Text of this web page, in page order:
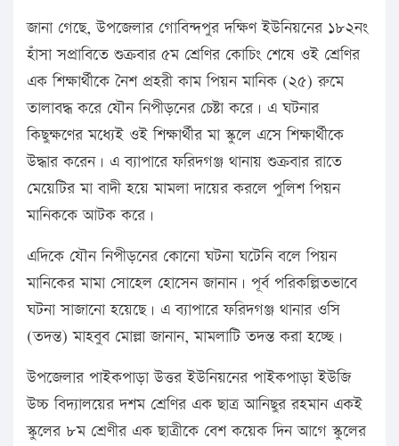
জানা গেছে, উপজেলার গোবিন্দপুর দক্ষিণ ইউনিয়নের ১৮২নং
হাঁসা সপ্রাবিতে শুক্রবার ৫ম শ্রেণির কোচিং শেষে ওই শ্রেণির
এক শিক্ষার্থীকে নৈশ প্রহরী কাম পিয়ন মানিক (২৫) রুমে
তালাবদ্ধ করে যৌন নিপীড়নের চেষ্টা করে। এ ঘটনার
কিছুক্ষণের মধ্যেই ওই শিক্ষার্থীর মা স্কুলে এসে শিক্ষার্থীকে
উদ্ধার করেন। এ ব্যাপারে ফরিদগঞ্জ থানায় শুক্রবার রাতে
মেয়েটির মা বাদী হয়ে মামলা দায়ের করলে পুলিশ পিয়ন
মানিককে আটক করে।
এদিকে যৌন নিপীড়নের কোনো ঘটনা ঘটেনি বলে পিয়ন
মানিকের মামা সোহেল হোসেন জানান। পূর্ব পরিকল্পিতভাবে
ঘটনা সাজানো হয়েছে। এ ব্যাপারে ফরিদগঞ্জ থানার ওসি
(তদন্ত) মাহবুব মোল্লা জানান, মামলাটি তদন্ত করা হচ্ছে।
উপজেলার পাইকপাড়া উত্তর ইউনিয়নের পাইকপাড়া ইউজি
উচ্চ বিদ্যালয়ের দশম শ্রেণির এক ছাত্র আনিছুর রহমান একই
স্কুলের ৮ম শ্রেণীর এক ছাত্রীকে বেশ কয়েক দিন আগে স্কুলের